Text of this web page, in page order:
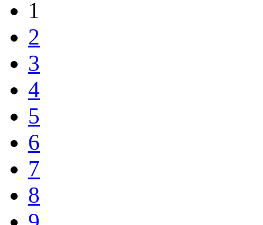
5
6
7
8
9
10
Вперед
В конец